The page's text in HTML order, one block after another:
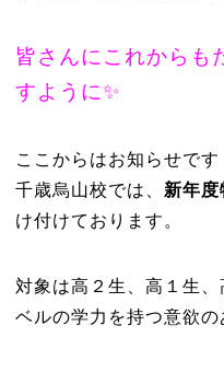
皆さんにこれからも
すように✨
ここからはお知らせです
千歳烏山校では、 新年度
け付けております。
対象は高２生、高１生
ベルの学力を持つ意欲の